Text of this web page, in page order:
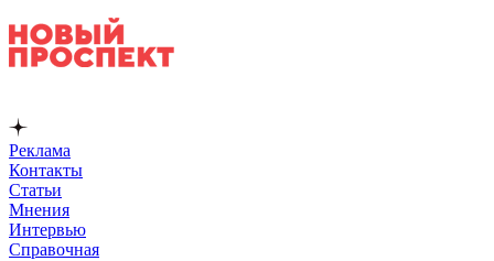
Реклама
Контакты
Статьи
Мнения
Интервью
Справочная